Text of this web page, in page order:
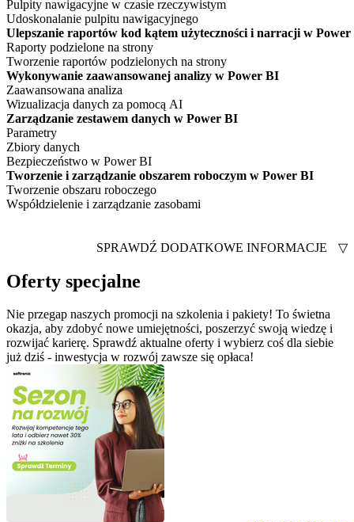
Pulpity nawigacyjne w czasie rzeczywistym
Udoskonalanie pulpitu nawigacyjnego
Ulepszanie raportów kod kątem użyteczności i narracji w
Raporty podzielone na strony
Tworzenie raportów podzielonych na strony
Wykonywanie zaawansowanej analizy w Power BI
Zaawansowana analiza
Wizualizacja danych za pomocą AI
Zarządzanie zestawem danych w Power BI
Parametry
Zbiory danych
Bezpieczeństwo w Power BI
Tworzenie i zarządzanie obszarem roboczym w Power BI
Tworzenie obszaru roboczego
Współdzielenie i zarządzanie zasobami
SPRAWDŹ DODATKOWE INFORMACJE ▽
Oferty specjalne
Nie przegap naszych promocji na szkolenia i pakiety! To świetna
okazja, aby zdobyć nowe umiejętności, poszerzyć swoją wiedzę i
rozwijać karierę. Sprawdź aktualne oferty i wybierz coś dla siebie
już dziś - inwestycja w rozwój zawsze się opłaca!